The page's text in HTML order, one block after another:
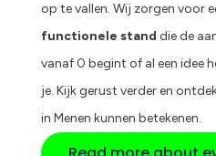
op te vallen. Wij zorgen voor
functionele stand die de
vanaf 0 begint of al een idee
je. Kijk gerust verder en
in Menen kunnen betekenen.